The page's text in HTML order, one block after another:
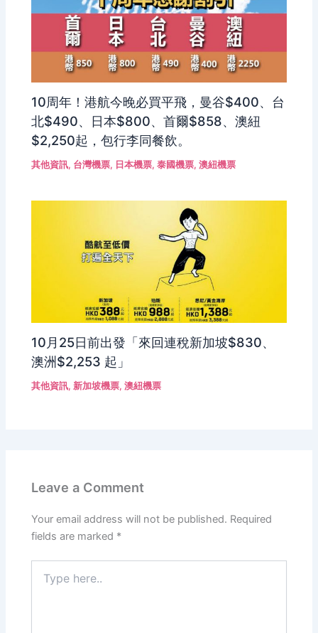
10周年！港航今晚必買平飛，曼谷$400、台
北$490、日本$800、首爾$858、澳紐
$2,250起，包行李同餐飲。
其他資訊, 台灣機票, 日本機票,泰國機票,澳紐機票
10月25日前出發「來回連稅新加坡$830、
澳洲$2,253 起」
其他資訊,新加坡機票,澳紐機票
Leave a Comment
Your email address will not be published. Required
fields are marked *
here..